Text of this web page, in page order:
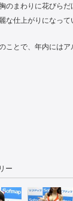
のまわりに花びら
な仕上がりになって
ことで、年内には
ー